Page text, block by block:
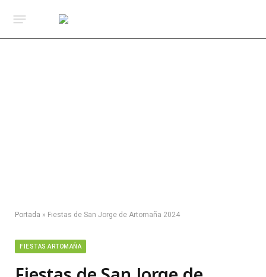
Portada » Fiestas de San Jorge de Artomaña 2024
FIESTAS ARTOMAÑA